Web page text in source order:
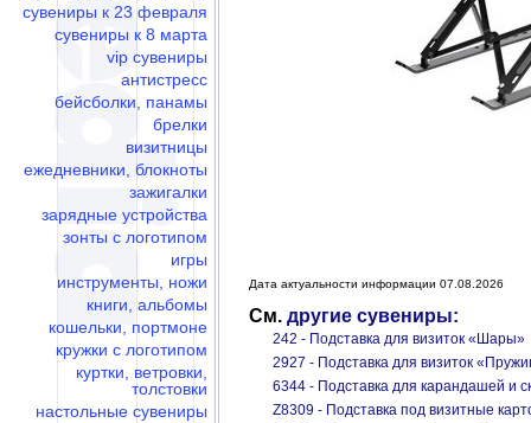
сувениры к 23 февраля
сувениры к 8 марта
vip сувениры
антистресс
бейсболки, панамы
брелки
визитницы
ежедневники, блокноты
зажигалки
зарядные устройства
зонты с логотипом
игры
инструменты, ножи
книги, альбомы
кошельки, портмоне
кружки с логотипом
куртки, ветровки,
толстовки
настольные сувениры
Дата актуальности информации 07.08.2026
См. другие сувениры:
242 - Подставка для визиток «Шары»
2927 - Подставка для визиток
6344 - Подставка для карандашей и
Z8309 - Подставка под визитные